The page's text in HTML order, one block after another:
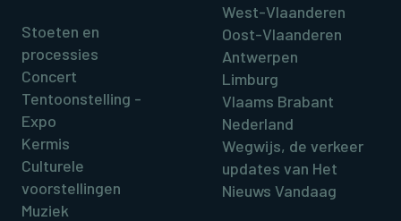
Stoeten en
processies
Concert
Tentoonstelling -
Expo
Kermis
Culturele
voorstellingen
Muziek
West-Vlaanderen
Oost-Vlaanderen
Antwerpen
Limburg
Vlaams Brabant
Nederland
Wegwijs, de verkeer
updates van Het
Nieuws Vandaag